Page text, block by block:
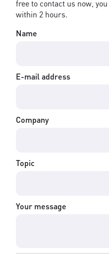
free to contact us now,
within 2 hours.
Name
E-mail address
Company
Topic
Your message